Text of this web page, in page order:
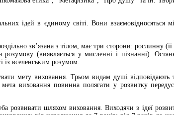
ідей в єдиному світі. Вони взаємовiдносяться
зв’язана з тілом, має три сторони: рослинну
(виявляється у мисленні i пізнанні).
із вселенським розумом.
мету виховання. Трьом видам душі відповідають
виховання повинна полягати у розвитку
розвивати шляхом виховання. Виходячи з ідеї